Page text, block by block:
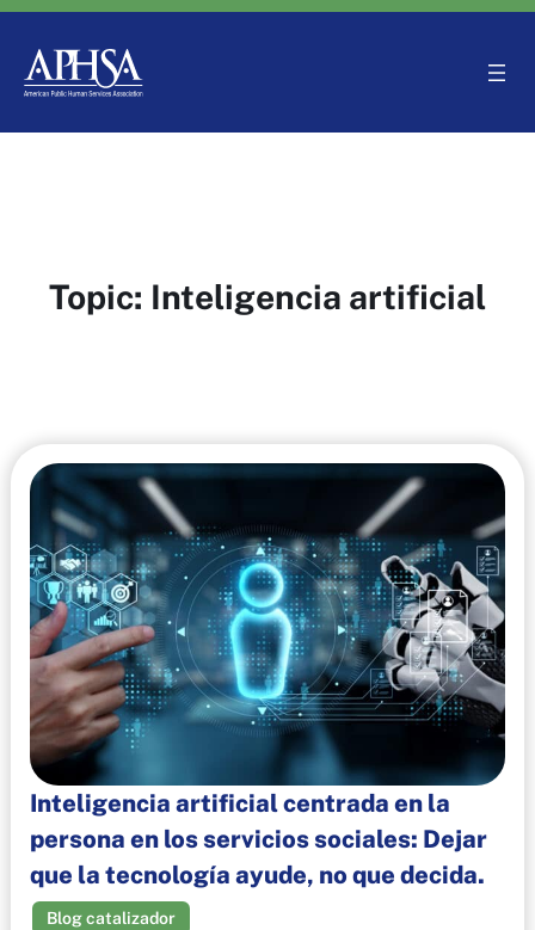
Saltar
contenido
Topic: Inteligencia artificial
Inteligencia artificial centrada en la
persona en los servicios sociales: Dejar
que la tecnología ayude, no que decida.
Blog catalizador